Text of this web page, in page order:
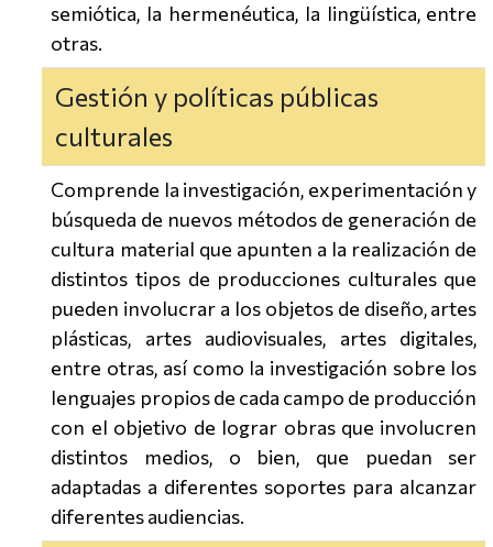
semiótica, la hermenéutica, la lingüística, entre
otras.
Gestión y políticas públicas
culturales
Comprende la investigación, experimentación y
búsqueda de nuevos métodos de generación de
cultura material que apunten a la realización de
distintos tipos de producciones culturales que
pueden involucrar a los objetos de diseño, artes
plásticas, artes audiovisuales, artes digitales,
entre otras, así como la investigación sobre los
lenguajes propios de cada campo de producción
con el objetivo de lograr obras que involucren
distintos medios, o bien, que puedan ser
adaptadas a diferentes soportes para alcanzar
diferentes audiencias.